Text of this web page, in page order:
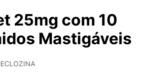
25mg com 10
Mastigáveis